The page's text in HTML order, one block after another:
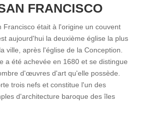
FRANCISCO
Francisco était à l'origine un couvent
aujourd'hui la deuxième église la plus
ville, après l'église de la Conception.
a été achevée en 1680 et se distingue
d'œuvres d'art qu'elle possède.
trois nefs et constitue l'un des
d'architecture baroque des îles